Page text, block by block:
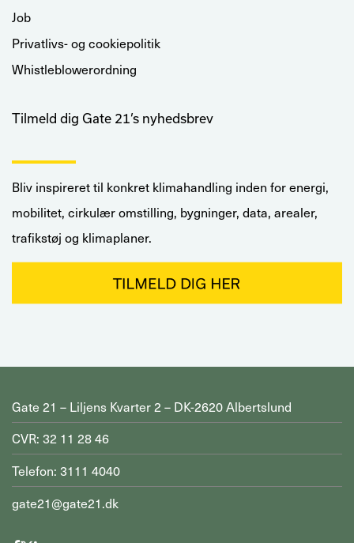
Job
Privatlivs- og cookiepolitik
Whistleblowerordning
Tilmeld dig Gate 21’s nyhedsbrev
Bliv inspireret til konkret klimahandling inden for energi,
mobilitet, cirkulær omstilling, bygninger, data, arealer,
trafikstøj og klimaplaner.
Gate 21 – Liljens Kvarter 2 – DK-2620 Albertslund
CVR: 32 11 28 46
Telefon: 3111 4040
gate21@gate21.dk